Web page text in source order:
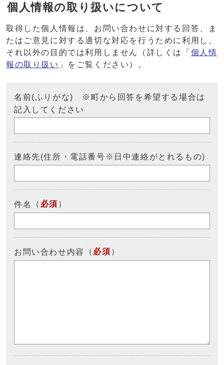
個人情報の取り扱いについて
取得した個人情報は、お問い合わせに対する回答、ま
たはご意見に対する適切な対応を行うために利用し、
それ以外の目的では利用しません（詳しくは「 個人情
報の取り扱い 」をご覧ください）。
名前(ふりがな) ※町から回答を希望する場合は
記入してください
連絡先(住所・電話番号※日中連絡がとれるもの)
件名 （ 必須 ）
お問い合わせ内容 （ 必須 ）